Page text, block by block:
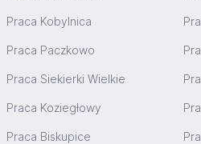
Praca Kobylnica
Praca Paczkowo
Praca Siekierki Wielkie
Praca Koziegłowy
Praca Biskupice